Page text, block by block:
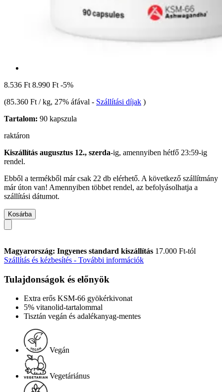
8.536 Ft 8.990 Ft -5%
(85.360 Ft / kg, 27% áfával - Szállítási díjak )
Tartalom: 90 kapszula
raktáron
Kiszállítás augusztus 12., szerda-ig, amennyiben hétfő 23:59-ig
rendel.
Ebből a termékből már csak 22 db elérhető. A következő szállítmány
már úton van! Amennyiben többet rendel, az befolyásolhatja a
szállítási dátumot.
Kosárba
Magyarország: Ingyenes standard kiszállítás 17.000 Ft-tól
Szállítás és kézbesítés - További információk
Tulajdonságok és előnyök
Extra erős KSM-66 gyökérkivonat
5% vitanolid-tartalommal
Tisztán vegán és adalékanyag-mentes
Vegán
Vegetáriánus